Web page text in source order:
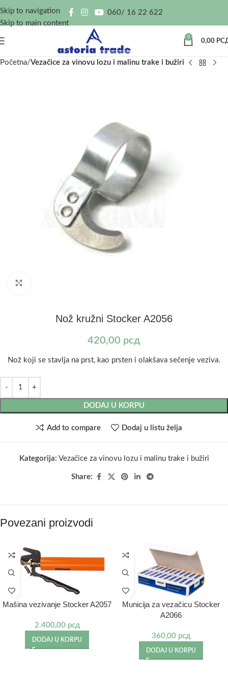
Skip to navigation
Skip to main content
060/ 16 22 622
0
0,00
Početna Vezačice za vinovu lozu i malinu trake i bužiri
Nož kružni Stocker A2056
420,00 рсд
Nož koji se stavlja na prst, kao prsten i olakšava sečenje veziva.
DODAJ U KORPU
Add to compare Dodaj u listu želja
Kategorija: Vezačice za vinovu lozu i malinu trake i bužiri
Share:
Povezani proizvodi
Mašina vezivanje Stocker A2057
2.400,00 рсд
DODAJ U KORPU
Municija za vezačicu Stocker
A2066
360,00 рсд
DODAJ U KORPU